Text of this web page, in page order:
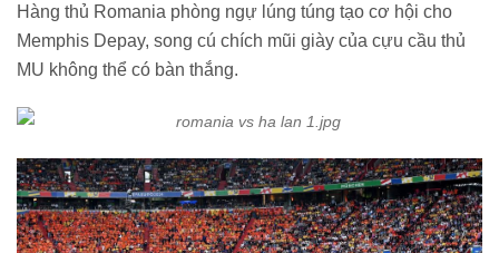
Hàng thủ Romania phòng ngự lúng túng tạo cơ hội cho
Memphis Depay, song cú chích mũi giày của cựu cầu thủ
MU không thể có bàn thắng.